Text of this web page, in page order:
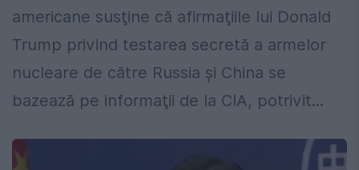
americane susţine că afirmaţiile lui Donald
Trump privind testarea secretă a armelor
nucleare de către Russia şi China se
bazează pe informaţii de la CIA, potrivit...